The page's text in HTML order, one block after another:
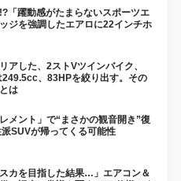
「躍動感がたまらないスポーツエ
ジを強調したエアロに22インチホ
アした、2ストVツインバイク、
249.5cc、83HPを絞り出す。その
は
メント」で“まさかの観音開き”復
SUVが帰ってくる可能性
スカを目指した結果…」エアコン＆